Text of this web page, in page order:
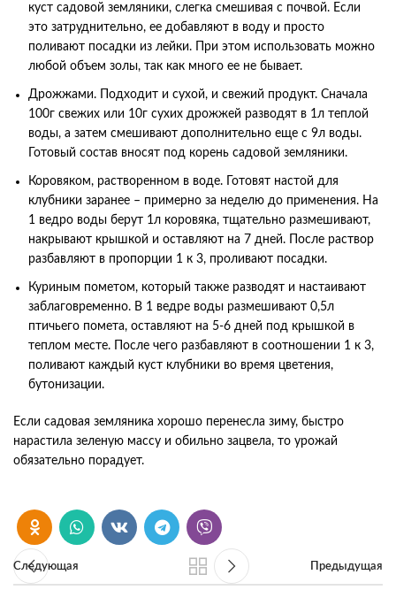
куст садовой земляники, слегка смешивая с почвой. Если
это затруднительно, ее добавляют в воду и просто
поливают посадки из лейки. При этом использовать можно
любой объем золы, так как много ее не бывает.
Дрожжами. Подходит и сухой, и свежий продукт. Сначала
100г свежих или 10г сухих дрожжей разводят в 1л теплой
воды, а затем смешивают дополнительно еще с 9л воды.
Готовый состав вносят под корень садовой земляники.
Коровяком, растворенном в воде. Готовят настой для
клубники заранее – примерно за неделю до применения. На
1 ведро воды берут 1л коровяка, тщательно размешивают,
накрывают крышкой и оставляют на 7 дней. После раствор
разбавляют в пропорции 1 к 3, проливают посадки.
Куриным пометом, который также разводят и настаивают
заблаговременно. В 1 ведре воды размешивают 0,5л
птичьего помета, оставляют на 5-6 дней под крышкой в
теплом месте. После чего разбавляют в соотношении 1 к 3,
поливают каждый куст клубники во время цветения,
бутонизации.
Если садовая земляника хорошо перенесла зиму, быстро
нарастила зеленую массу и обильно зацвела, то урожай
обязательно порадует.
Следующая Предыдущая